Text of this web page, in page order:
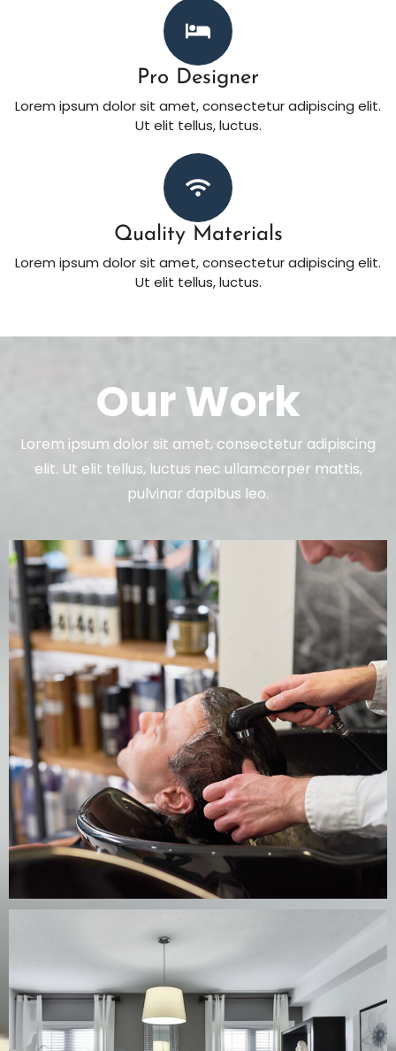
Pro Designer
Lorem ipsum dolor sit amet, consectetur adipiscing elit.
Ut elit tellus, luctus.
Quality Materials
Lorem ipsum dolor sit amet, consectetur adipiscing elit.
Ut elit tellus, luctus.
Our Work
Lorem ipsum dolor sit amet, consectetur adipiscing
elit. Ut elit tellus, luctus nec ullamcorper mattis,
pulvinar dapibus leo.